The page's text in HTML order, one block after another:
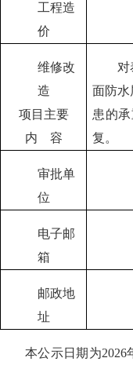
工程造
价
维修改
造
项目主要
内 容
对
面防水
患的
复。
审批单
位
电子邮
箱
邮政地
址
本公示日期为2026